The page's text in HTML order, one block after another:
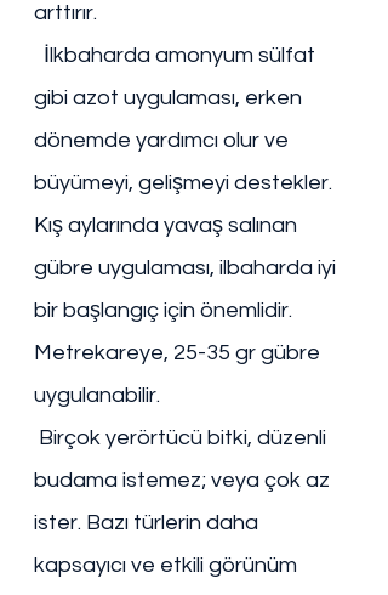
arttırır.
gibi azot uygulaması, erken
dönemde yardımcı olur ve
büyümeyi, gelişmeyi destekler.
Kış aylarında yavaş salınan
gübre uygulaması, ilbaharda iyi
bir başlangıç için önemlidir.
Metrekareye, 25-35 gr gübre
uygulanabilir.
budama istemez; veya çok az
ister. Bazı türlerin daha
kapsayıcı ve etkili görünüm